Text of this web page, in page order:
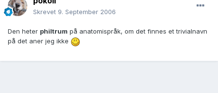
Skrevet 9. September 2006
Den heter philtrum på anatomispråk, om det finnes et trivialnavn
på det aner jeg ikke